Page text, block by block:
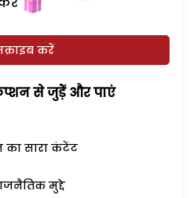
करें
से जुड़ेें और पाएं
का सारा कंटेंट
मुद्दे